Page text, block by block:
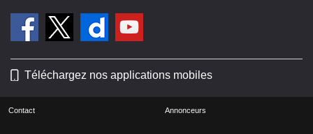
Téléchargez nos applications mobiles
Contact Annonceurs